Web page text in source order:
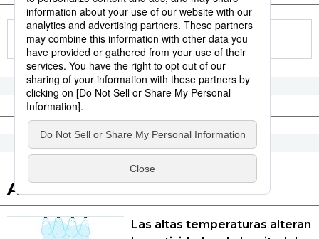
Artículos recomendados
Las altas temperaturas alteran